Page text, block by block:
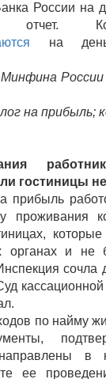
России на
на день
Минфина
на прибыль;
гостиницы
прибыль
проживания
органах и не
сочла
кассационной
по найму
в
ее